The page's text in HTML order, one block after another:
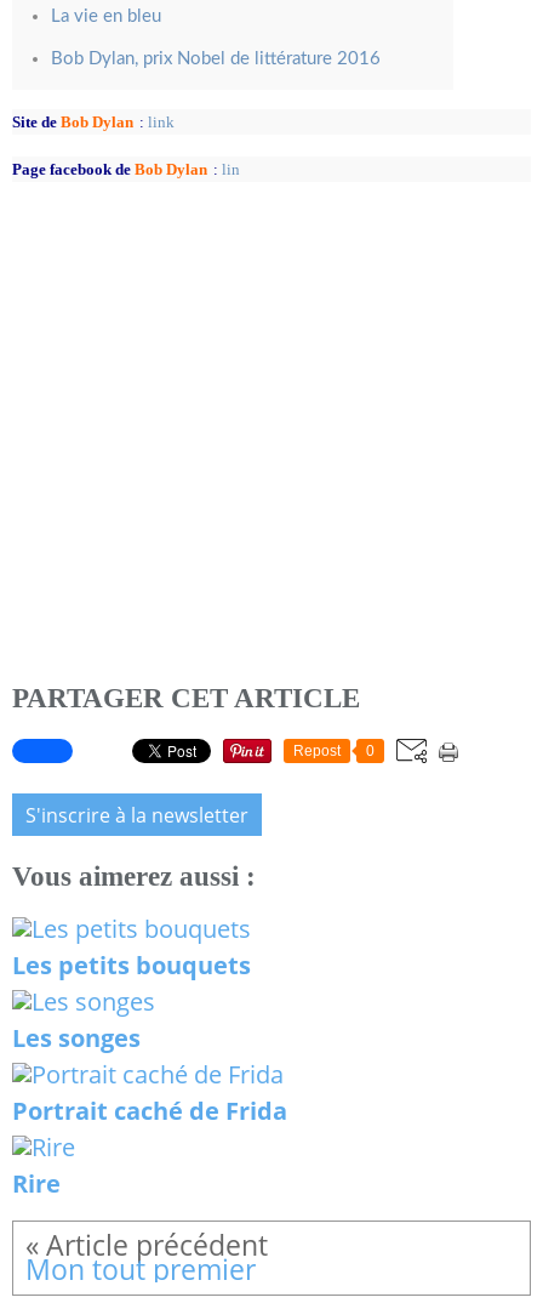
La vie en bleu
Bob Dylan, prix Nobel de littérature 2016
Site de Bob Dylan : link
Page facebook de Bob Dylan : lin
PARTAGER CET ARTICLE
Repost 0
S'inscrire à la newsletter
Vous aimerez aussi :
Les petits bouquets
Les songes
Portrait caché de Frida
Rire
Mon tout premier